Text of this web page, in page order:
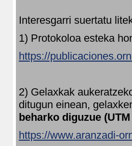
Interesgarri suertatu
1) Protokoloa esteka
https://
2) Gelaxkak
ditugun einean,
beharko diguzue
https://www.aranzadi-